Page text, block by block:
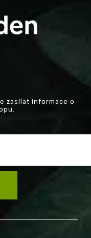
zasílat informace o